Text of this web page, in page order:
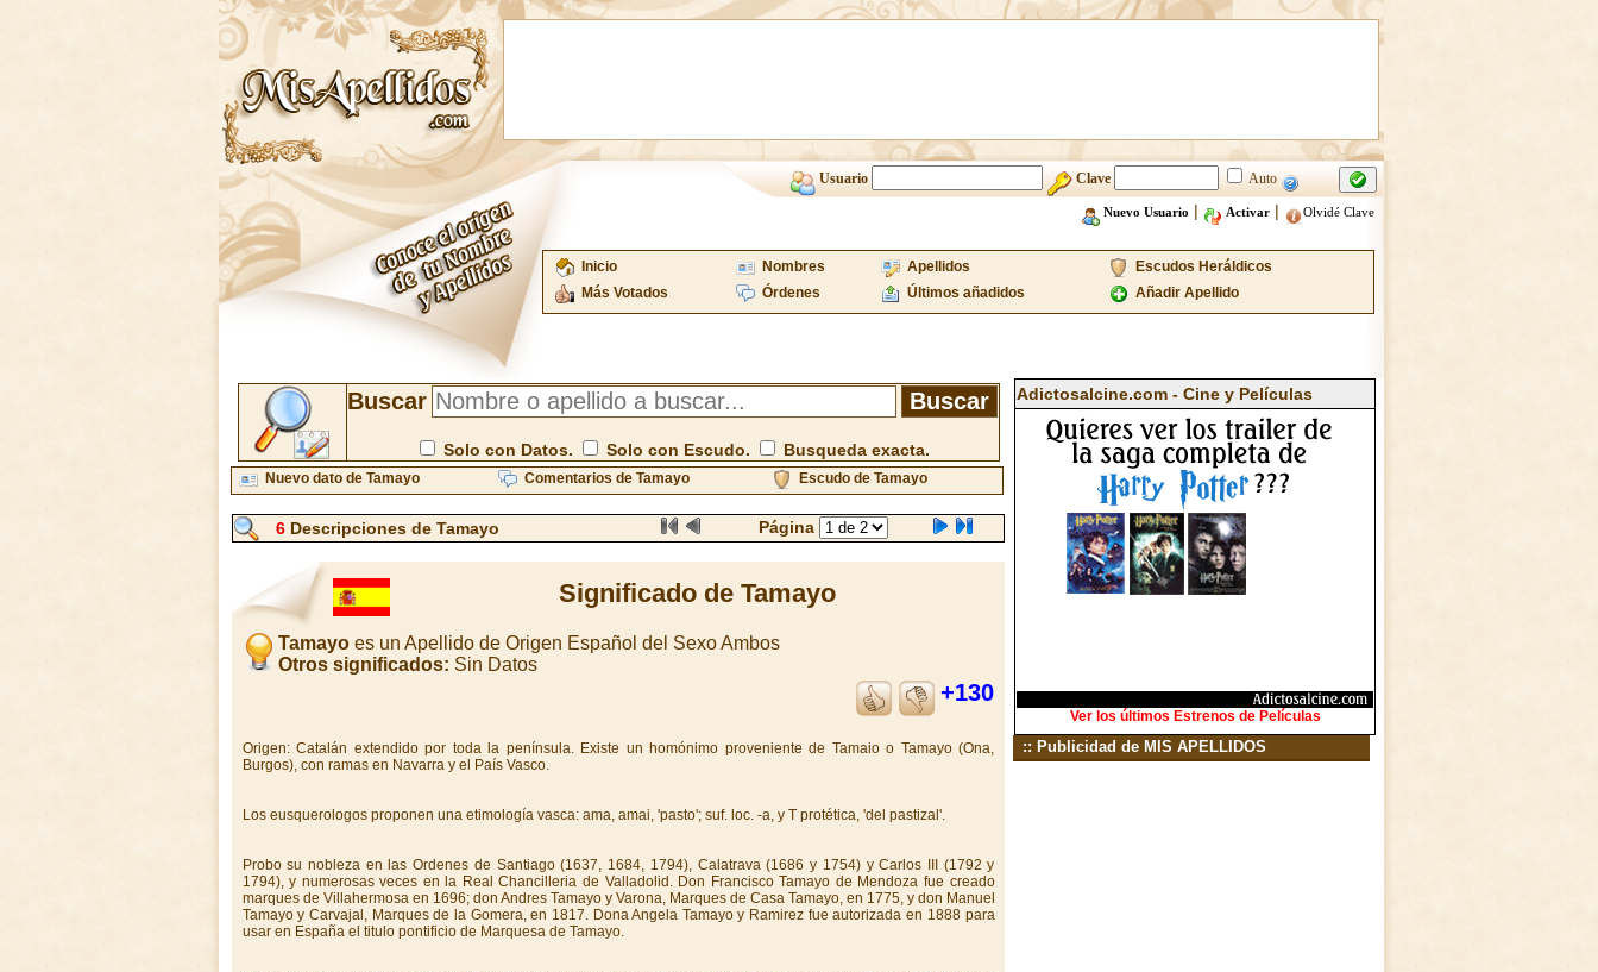
Usuario Clave Auto
Nuevo Usuario | Activar| Olvidé Clave
Inicio Nombres Apellidos
Escudos Heráldicos
Más Votados
Órdenes Últimos añadidos Añadir Apellido
Buscar
Solo con Datos. Solo con Escudo. Busqueda exacta.
Nuevo dato de Tamayo Comentarios de Tamayo Escudo de Tamayo
6 Descripciones de Tamayo Página
Significado de Tamayo
Tamayoes un Apellido de Origen Español del Sexo Ambos
Otros significados: Sin Datos
+130
Origen: Catalán extendido por toda la península. Existe un homónimo proveniente de Tamaio o Tamayo (Ona,
Burgos), con ramas en Navarra y el País Vasco.
Los eusquerologos proponen una etimología vasca: ama, amai, 'pasto'; suf. loc. -a, y T protética, 'del pastizal'.
Probo su nobleza en las Ordenes de Santiago (1637, 1684, 1794), Calatrava (1686 y 1754) y Carlos III (1792 y
1794), y numerosas veces en la Real Chancilleria de Valladolid. Don Francisco Tamayo de Mendoza fue creado
marques de Villahermosa en 1696; don Andres Tamayo y Varona, Marques de Casa Tamayo, en 1775, y don Manuel
Tamayo y Carvajal, Marques de la Gomera, en 1817. Dona Angela Tamayo y Ramirez fue autorizada en 1888 para
usar en España el titulo pontificio de Marquesa de Tamayo.
Adictosalcine.com - Cine y Películas
Ver los últimos Estrenos de Películas
:: Publicidad de MIS APELLIDOS